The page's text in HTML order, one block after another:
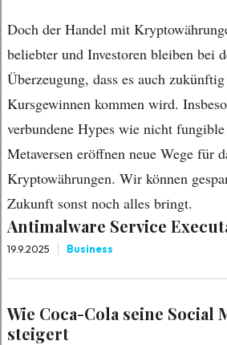
Doch der Handel mit
beliebter und Investoren bleiben bei
Überzeugung, dass es auch
Kursgewinnen kommen wird.
verbundene Hypes wie nicht
Metaversen eröffnen neue Wege für
Kryptowährungen. Wir können
Zukunft sonst noch alles bringt.
Antimalware Service
19.9.2025 Business
Wie Coca-Cola seine Social
steigert